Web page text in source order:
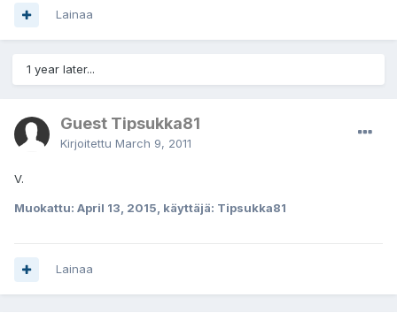
Lainaa
1 year later...
Guest Tipsukka81
Kirjoitettu March 9, 2011
V.
Muokattu: April 13, 2015, käyttäjä: Tipsukka81
Lainaa